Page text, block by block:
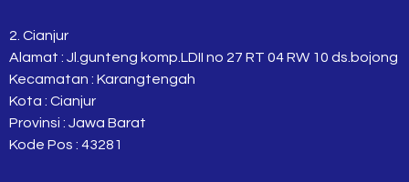
2. Cianjur
Alamat : Jl.gunteng komp.LDII no 27 RT 04 RW 10 ds.bojong
Kecamatan : Karangtengah
Kota : Cianjur
Provinsi : Jawa Barat
Kode Pos : 43281